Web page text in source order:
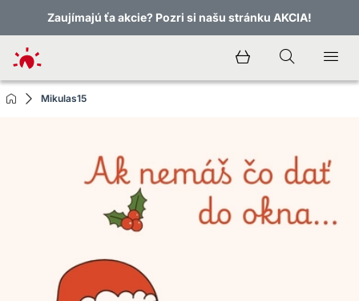
Zaujímajú ťa akcie? Pozri si našu stránku AKCIA!
Mikulas15